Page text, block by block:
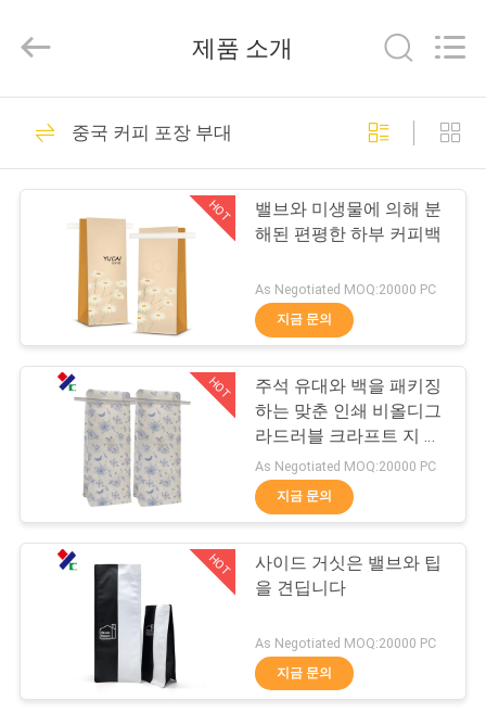
제
리
여
여
Guangzhou
Yucai
Co.,
커피 포장 부대
30
미생물에 의해 분해
된 패키징 테플론제
백
44
재활용할 수 있는 패
키징 테플론제 백
제품 소개
중국 커피 포장 부대
HOT
밸브와 미생물에 의해 분
해된 편평한 하부 커피백
As Negotiated MOQ:20000 PC
지금 문의
HOT
주석 유대와 백을 패키징
하는 맞춘 인쇄 비올디그
라드러블 크라프트 지 편
평한 하부 한 방법 밸브
커피
As Negotiated MOQ:20000 PC
지금 문의
HOT
사이드 거싯은 밸브와 팁
을 견딥니다
As Negotiated MOQ:20000 PC
지금 문의